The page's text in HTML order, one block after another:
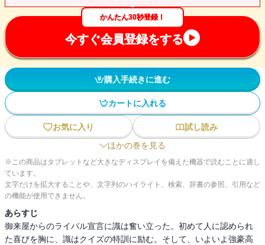
かんたん30秒登録！
今すぐ会員登録をする
購入手続きに進む
カートに入れる
お気に入り
試し読み
ほかの巻を見る
※この商品はタブレットなど大きなディスプレイを備えた機器で読むことに適し
ています。
文字だけを拡大することや、文字列のハイライト、検索、辞書の参照、引用など
の機能が使用できません。
あらすじ
御来屋からのライバル宣言に識は奮い立った。初めて人に認められ
た喜びを胸に、識はクイズの特訓に励む。そして、いよいよ強豪高